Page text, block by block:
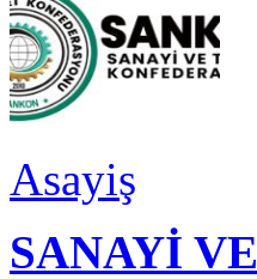
Asayiş
SANAYİ